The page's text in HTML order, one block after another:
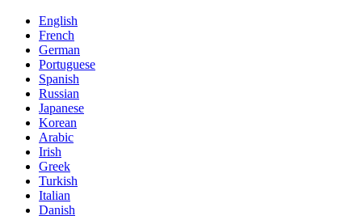
English
French
German
Portuguese
Spanish
Russian
Japanese
Korean
Arabic
Irish
Greek
Turkish
Italian
Danish